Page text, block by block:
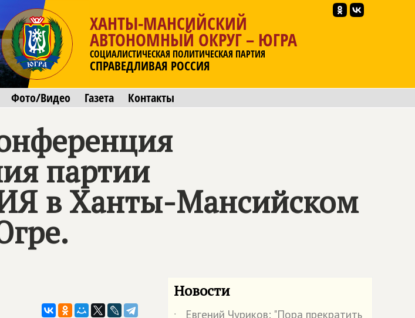
ХАНТЫ-МАНСИЙСКИЙ
АВТОНОМНЫЙ ОКРУГ – ЮГРА
СОЦИАЛИСТИЧЕСКАЯ ПОЛИТИЧЕСКАЯ ПАРТИЯ
СПРАВЕДЛИВАЯ РОССИЯ
Фото/Видео Газета Контакты
партии
в Ханты-Мансийском
Новости
Евгений Чуриков: "Пора прекратить